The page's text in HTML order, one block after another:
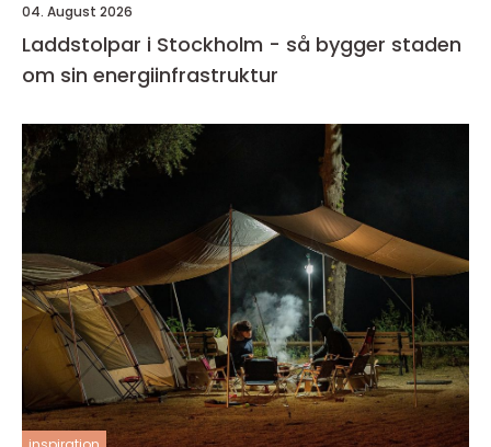
04. August 2026
Laddstolpar i Stockholm - så bygger staden
om sin energiinfrastruktur